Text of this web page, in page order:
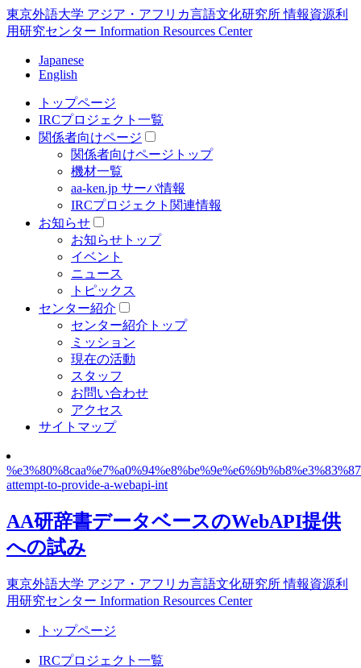
東京外語大学 アジア・アフリカ言語文化研究所 情報資源利
用研究センター Information Resources Center
Japanese
English
トップページ
IRCプロジェクト一覧
関係者向けページ
関係者向けページトップ
機材一覧
aa-ken.jp サーバ情報
IRCプロジェクト関連情報
お知らせ
お知らせトップ
イベント
ニュース
トピックス
センター紹介
センター紹介トップ
ミッション
現在の活動
スタッフ
お問い合わせ
アクセス
サイトマップ
attempt-to-provide-a-webapi-int
AA研辞書データベースのWebAPI提供
への試み
東京外語大学 アジア・アフリカ言語文化研究所 情報資源利
用研究センター Information Resources Center
トップページ
IRCプロジェクト一覧